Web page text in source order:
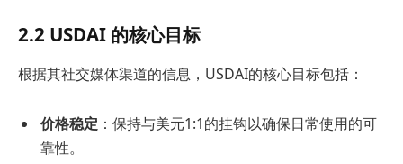
2.2 USDAI 的核心目标
根据其社交媒体渠道的信息，USDAI的核心目标包括：
价格稳定 ：保持与美元1:1的挂钩以确保日常使用的可
靠性。